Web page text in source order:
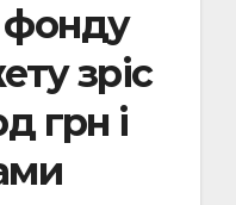
фонду
зріс
грн і